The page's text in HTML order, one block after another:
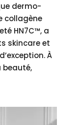
dermo-
collagène
HN7C™, a
skincare et
À
beauté,